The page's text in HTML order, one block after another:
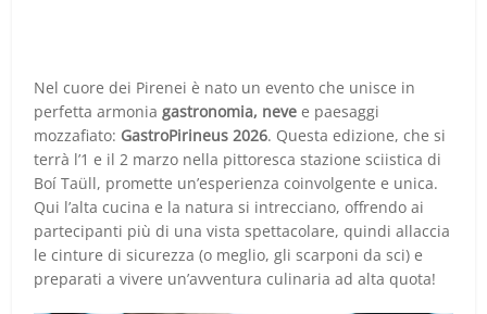
Nel cuore dei Pirenei è nato un evento che unisce in
perfetta armoniagastronomia, neve e paesaggi
mozzafiato: GastroPirineus 2026. Questa edizione, che si
terrà l’1 e il 2 marzo nella pittoresca stazione sciistica di
Boí Taüll, promette un’esperienza coinvolgente e unica.
Qui l’alta cucina e la natura si intrecciano, offrendo ai
partecipanti più di una vista spettacolare, quindi allaccia
le cinture di sicurezza (o meglio, gli scarponi da sci) e
preparati a vivere un’avventura culinaria ad alta quota!